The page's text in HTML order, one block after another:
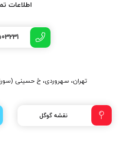
اطلاعات
تهران، سهروردی، خ حسینی
نقشه گوگل